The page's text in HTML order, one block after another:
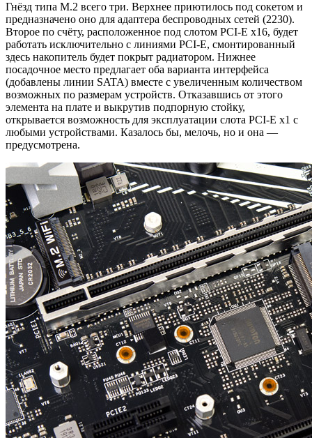
Гнёзд типа M.2 всего три. Верхнее приютилось под сокетом и
предназначено оно для адаптера беспроводных сетей (2230).
Второе по счёту, расположенное под слотом PCI-E x16, будет
работать исключительно с линиями PCI-E, смонтированный
здесь накопитель будет покрыт радиатором. Нижнее
посадочное место предлагает оба варианта интерфейса
(добавлены линии SATA) вместе с увеличенным количеством
возможных по размерам устройств. Отказавшись от этого
элемента на плате и выкрутив подпорную стойку,
открывается возможность для эксплуатации слота PCI-E x1 с
любыми устройствами. Казалось бы, мелочь, но и она —
предусмотрена.